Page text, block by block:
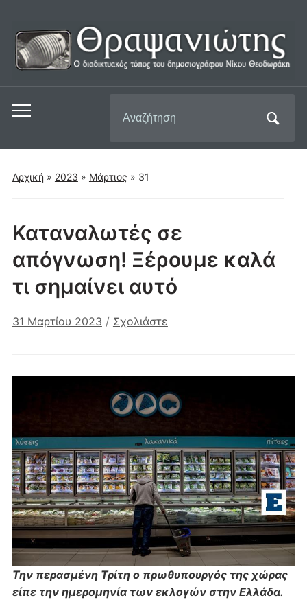
Εναλλαγή
μενού
για
για:
Αρχική » 2023 » Μάρτιος » 31
Καταναλωτές σε
απόγνωση! Ξέρουμε καλά
τι σημαίνει αυτό
31 Μαρτίου 2023 / Σχολιάστε
Την περασμένη Τρίτη ο πρωθυπουργός της χώρας
είπε την ημερομηνία των εκλογών στην Ελλάδα.